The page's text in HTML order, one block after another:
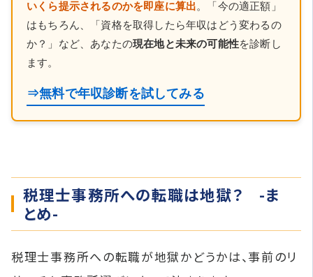
いくら提示されるのかを即座に算出。「今の適正額」
はもちろん、「資格を取得したら年収はどう変わるの
か？」など、あなたの現在地と未来の可能性を診断し
ます。
⇒無料で年収診断を試してみる
税理士事務所への転職は地獄？ -ま
とめ-
税理士事務所への転職が地獄かどうかは、事前のリ